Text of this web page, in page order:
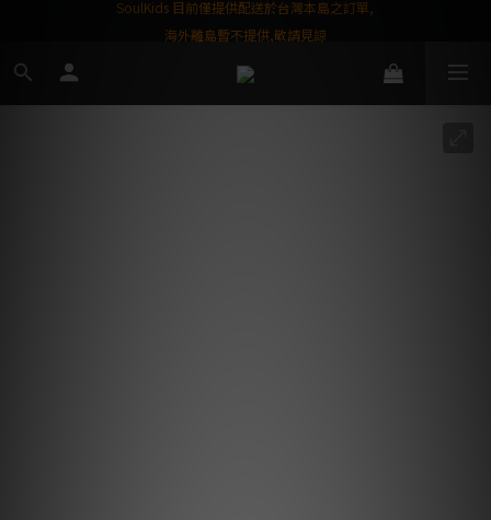
屬購物金❤️
SoulKids 目前僅提供配送於台灣本島之訂單,
海外離島暫不提供,敬請見諒